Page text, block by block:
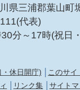
県三浦郡葉山町
代表)
分～17時(祝日
休日開庁)
このサイ
リンク集 サイト